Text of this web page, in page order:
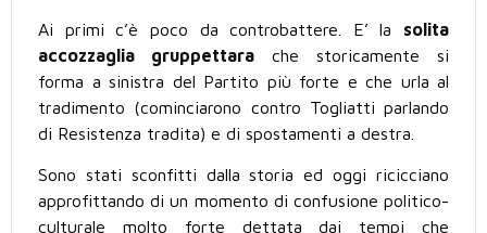
Ai primi c’è poco da controbattere. E’ la solita
accozzaglia gruppettara che storicamente si
forma a sinistra del Partito più forte e che urla al
tradimento (cominciarono contro Togliatti parlando
di Resistenza tradita) e di spostamenti a destra.
Sono stati sconfitti dalla storia ed oggi ricicciano
approfittando di un momento di confusione politico-
culturale molto forte dettata dai tempi che